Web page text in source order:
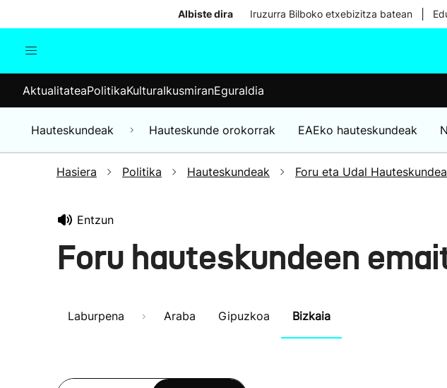
Albiste dira Iruzurra Bilboko etxebizitza batean
Munduko albisteak
Hauteskundeak
AktualitateaPolitikaKulturaIkusmiranEguraldia
Hauteskundeak Hauteskunde orokorrak EAEko hauteskundeak
Hasiera Politika Hauteskundeak Foru eta Udal
Entzun
Foru hauteskundeen
Laburpena Araba Gipuzkoa Bizkaia